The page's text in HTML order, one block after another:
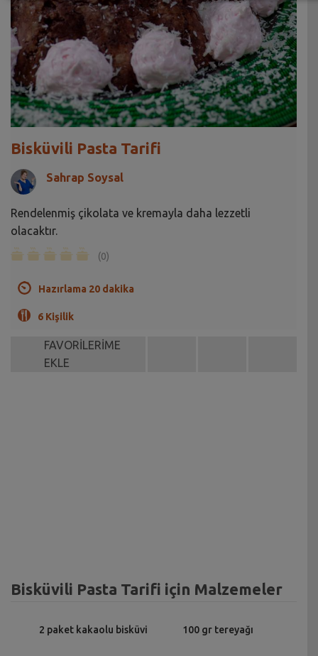
Bisküvili Pasta Tarifi
Sahrap Soysal
Rendelenmiş çikolata ve kremayla daha lezzetli
olacaktır.
(0)
Hazırlama 20 dakika
6 Kişilik
FAVORİLERİME
EKLE
Bisküvili Pasta Tarifi için Malzemeler
2 paket kakaolu bisküvi 100 gr tereyağı